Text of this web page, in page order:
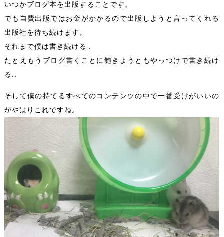
いつかブログ本を出版することです。
でも自費出版ではお金がかかるので出版しようと言ってくれる
出版社を待ち続けます。
それまで僕は書き続ける…
たとえもうブログ書くことに飽きようともやっつけで書き続け
る…
そして僕の持てるすべてのコンテンツの中で一番受けがいいの
がやはりこれですね。